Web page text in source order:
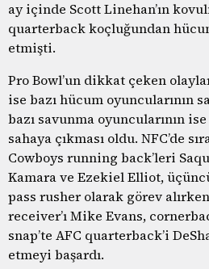
ay içinde Scott Linehan’ın
quarterback koçluğundan
etmişti.
Pro Bowl’un dikkat çeken
ise bazı hücum oyuncularının
bazı savunma oyuncularının
sahaya çıkması oldu. NFC’de
Cowboys running back’leri
Kamara ve Ezekiel Elliot,
pass rusher olarak görev alırken
receiver’ı Mike Evans,
snap’te AFC quarterback’i
etmeyi başardı.